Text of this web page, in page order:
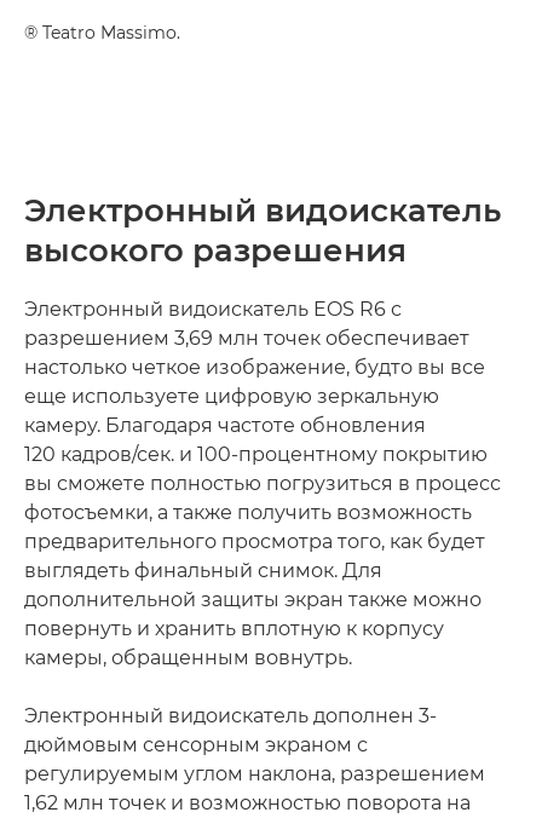
® Teatro Massimo.
Электронный видоискатель
высокого разрешения
Электронный видоискатель EOS R6 с
разрешением 3,69 млн точек обеспечивает
настолько четкое изображение, будто вы все
еще используете цифровую зеркальную
камеру. Благодаря частоте обновления
120 кадров/сек. и 100-процентному покрытию
вы сможете полностью погрузиться в процесс
фотосъемки, а также получить возможность
предварительного просмотра того, как будет
выглядеть финальный снимок. Для
дополнительной защиты экран также можно
повернуть и хранить вплотную к корпусу
камеры, обращенным вовнутрь.
Электронный видоискатель дополнен 3-
дюймовым сенсорным экраном с
регулируемым углом наклона, разрешением
1,62 млн точек и возможностью поворота на